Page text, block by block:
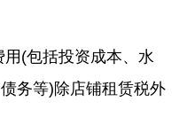
(包括投资成本、水
务等)除店铺租赁税外